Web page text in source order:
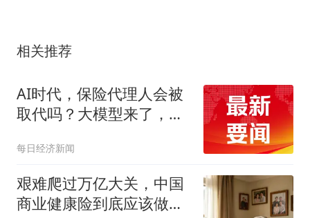
相关推荐
AI时代，保险代理人会被
取代吗？大模型来了，保
会给出了答案⋯⋯
每日经济新闻
艰难爬过万亿大关，中国
商业健康险到底应该做什